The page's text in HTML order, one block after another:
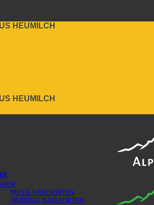
HEUMILCH
HEUMILCH
MILDE KÄSESORTEN
WÜRZIGE KÄSESORTEN